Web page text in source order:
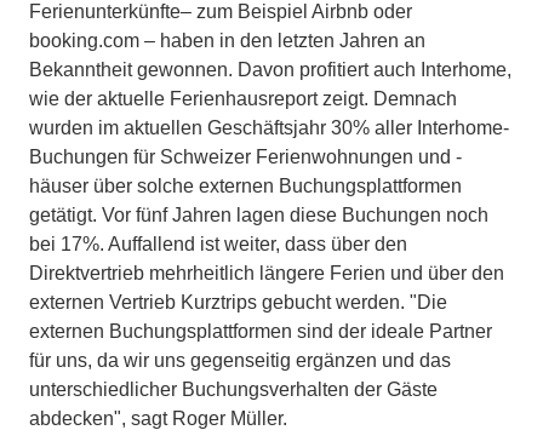
Ferienunterkünfte– zum Beispiel Airbnb oder
booking.com – haben in den letzten Jahren an
Bekanntheit gewonnen. Davon profitiert auch Interhome,
wie der aktuelle Ferienhausreport zeigt. Demnach
wurden im aktuellen Geschäftsjahr 30% aller Interhome-
Buchungen für Schweizer Ferienwohnungen und -
häuser über solche externen Buchungsplattformen
getätigt. Vor fünf Jahren lagen diese Buchungen noch
bei 17%. Auffallend ist weiter, dass über den
Direktvertrieb mehrheitlich längere Ferien und über den
externen Vertrieb Kurztrips gebucht werden. "Die
externen Buchungsplattformen sind der ideale Partner
für uns, da wir uns gegenseitig ergänzen und das
unterschiedlicher Buchungsverhalten der Gäste
abdecken", sagt Roger Müller.